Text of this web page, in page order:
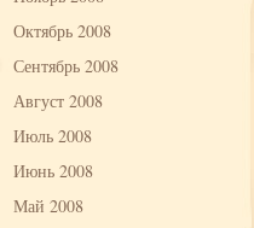
Октябрь 2008
Сентябрь 2008
Август 2008
Июль 2008
Июнь 2008
Май 2008